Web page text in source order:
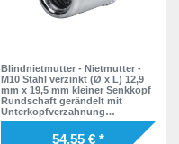
Blindnietmutter - Nietmutter -
M10 Stahl verzinkt (Ø x L) 12,9
mm x 19,5 mm kleiner Senkkopf
Rundschaft gerändelt mit
Unterkopfverzahnung
Schaftende offen Einziehmutter
Einnietmuttern - GO-NUT
54,55 € *